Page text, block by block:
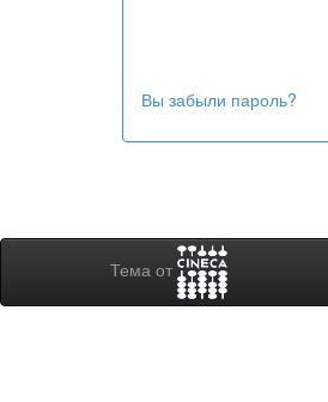
Вы забыли пароль?
Тема от